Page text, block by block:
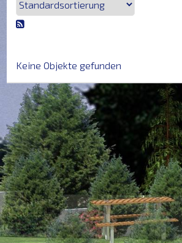
HAUPTSEITE
VERMIETEN
NEU
ERFOLGE
DIENSTE
&
Keine Objekte gefunden